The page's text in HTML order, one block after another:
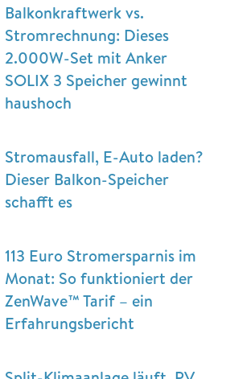
Balkonkraftwerk vs.
Stromrechnung: Dieses
2.000W-Set mit Anker
SOLIX 3 Speicher gewinnt
haushoch
Stromausfall, E-Auto laden?
Dieser Balkon-Speicher
schafft es
113 Euro Stromersparnis im
Monat: So funktioniert der
ZenWave™ Tarif – ein
Erfahrungsbericht